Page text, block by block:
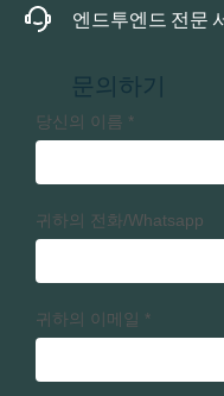
엔드투엔드 전문
문의하기
당신의 이름 *
귀하의 전화/Whatsapp
귀하의 이메일 *